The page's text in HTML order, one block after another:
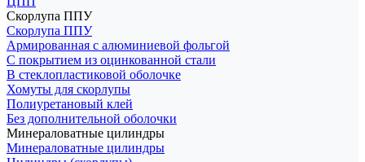
Скорлупа ППУ
Скорлупа ППУ
Армированная с алюминиевой фольгой
С покрытием из оцинкованной стали
В стеклопластиковой оболочке
Хомуты для скорлупы
Полиуретановый клей
Без дополнительной оболочки
Минераловатные цилиндры
Минераловатные цилиндры